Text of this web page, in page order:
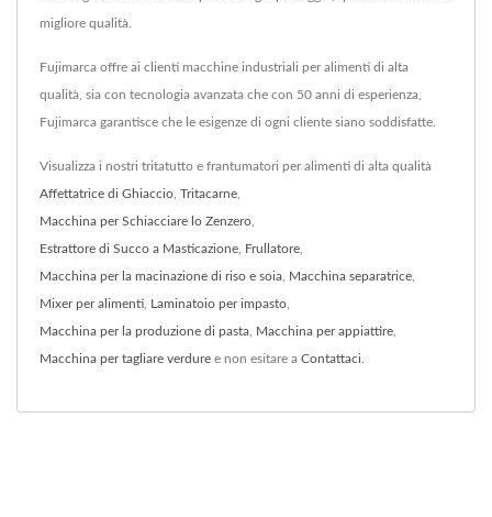
migliore qualità.
Fujimarca offre ai clienti macchine industriali per alimenti di alta
qualità, sia con tecnologia avanzata che con 50 anni di esperienza,
Fujimarca garantisce che le esigenze di ogni cliente siano soddisfatte.
Visualizza i nostri tritatutto e frantumatori per alimenti di alta qualità
Affettatrice di Ghiaccio, Tritacarne,
Macchina per Schiacciare lo Zenzero,
Estrattore di Succo a Masticazione, Frullatore,
Macchina per la macinazione di riso e soia, Macchina separatrice,
Mixer per alimenti, Laminatoio per impasto,
Macchina per la produzione di pasta, Macchina per appiattire,
Macchina per tagliare verdure e non esitare a Contattaci.